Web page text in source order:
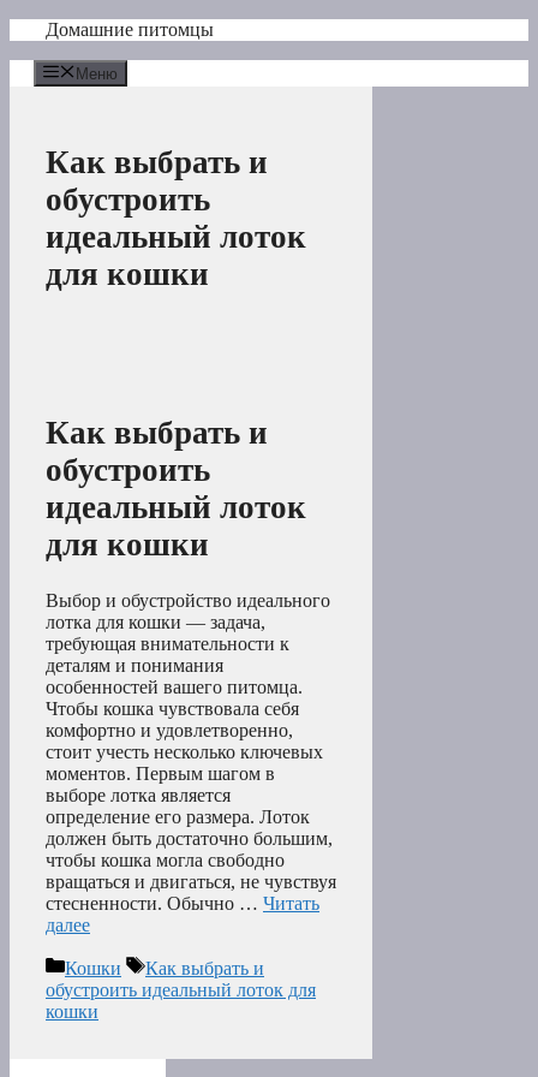
Перейти
содержимому
Домашние питомцы
Меню
Как выбрать и
обустроить
идеальный лоток
для кошки
Как выбрать и
обустроить
идеальный лоток
для кошки
Выбор и обустройство идеального
лотка для кошки — задача,
требующая внимательности к
деталям и понимания
особенностей вашего питомца.
Чтобы кошка чувствовала себя
комфортно и удовлетворенно,
стоит учесть несколько ключевых
моментов. Первым шагом в
выборе лотка является
определение его размера. Лоток
должен быть достаточно большим,
чтобы кошка могла свободно
вращаться и двигаться, не чувствуя
стесненности. Обычно … Читать
далее
Рубрики
Кошки Метки
Как выбрать и
обустроить идеальный лоток для
кошки